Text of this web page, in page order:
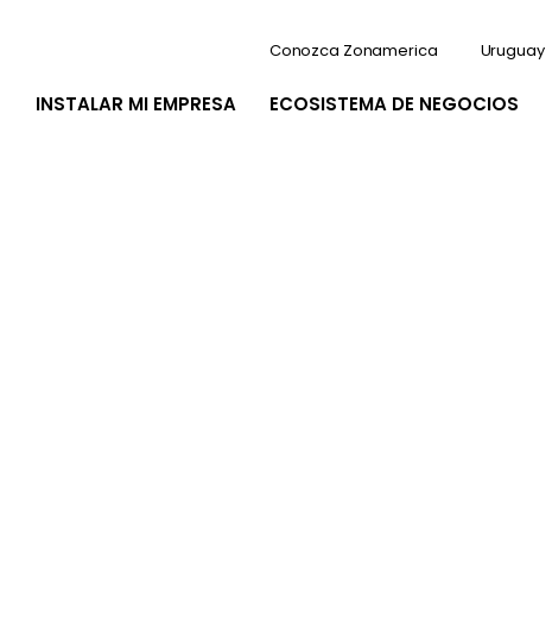
INSTALAR MI EMPRESA ECOSISTEMA DE NEGOCIOS
Conozca Zonamerica Uruguay